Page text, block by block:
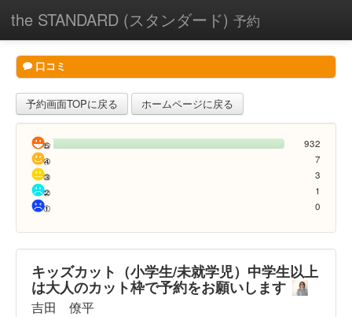
the STANDARD (スタンダード) 予約
口コミ
予約画面TOPに戻る ホームページに戻る
932
7
3
1
0
キッズカット（小学生/未就学児）中学生以上
は大人のカット枠で予約をお願いします
吉田 僚平